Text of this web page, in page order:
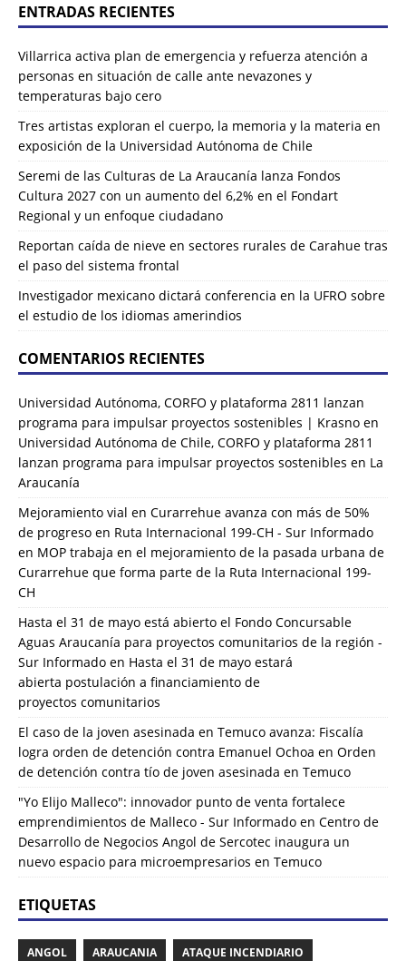
ENTRADAS RECIENTES
Villarrica activa plan de emergencia y refuerza atención a
personas en situación de calle ante nevazones y
temperaturas bajo cero
Tres artistas exploran el cuerpo, la memoria y la materia en
exposición de la Universidad Autónoma de Chile
Seremi de las Culturas de La Araucanía lanza Fondos
Cultura 2027 con un aumento del 6,2% en el Fondart
Regional y un enfoque ciudadano
Reportan caída de nieve en sectores rurales de Carahue tras
el paso del sistema frontal
Investigador mexicano dictará conferencia en la UFRO sobre
el estudio de los idiomas amerindios
COMENTARIOS RECIENTES
Universidad Autónoma, CORFO y plataforma 2811 lanzan
programa para impulsar proyectos sostenibles | Krasno en
Universidad Autónoma de Chile, CORFO y plataforma 2811
lanzan programa para impulsar proyectos sostenibles en La
Araucanía
Mejoramiento vial en Curarrehue avanza con más de 50%
de progreso en Ruta Internacional 199-CH - Sur Informado
en MOP trabaja en el mejoramiento de la pasada urbana de
Curarrehue que forma parte de la Ruta Internacional 199-
CH
Hasta el 31 de mayo está abierto el Fondo Concursable
Aguas Araucanía para proyectos comunitarios de la región -
Sur Informado en Hasta el 31 de mayo estará
abierta postulación a financiamiento de
proyectos comunitarios
El caso de la joven asesinada en Temuco avanza: Fiscalía
logra orden de detención contra Emanuel Ochoa en Orden
de detención contra tío de joven asesinada en Temuco
"Yo Elijo Malleco": innovador punto de venta fortalece
emprendimientos de Malleco - Sur Informado en Centro de
Desarrollo de Negocios Angol de Sercotec inaugura un
nuevo espacio para microempresarios en Temuco
ETIQUETAS
ANGOL ARAUCANIA ATAQUE INCENDIARIO